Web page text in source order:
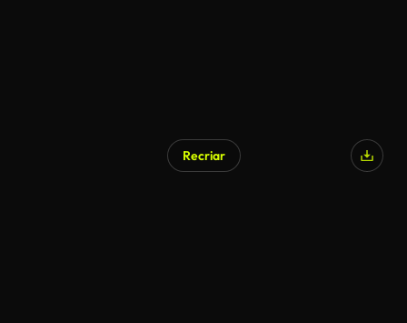
Recriar